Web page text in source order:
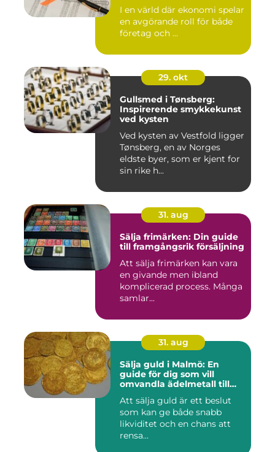
I en värld där ekonomi spelar
en avgörande roll för både
företag och ...
29. okt
Gullsmed i Tønsberg:
Inspirerende smykkekunst
ved kysten
Ved kysten av Vestfold ligger
Tønsberg, en av Norges
eldste byer, som er kjent for
sin rike h...
31. aug
Sälja frimärken: Din guide
till framgångsrik försäljning
Att sälja frimärken kan vara
en givande men ibland
komplicerad process. Många
samlar...
31. aug
Sälja guld i Malmö: En
guide för dig som vill
omvandla ädelmetall till
Att sälja guld är ett beslut
som kan ge både snabb
likviditet och en chans att
rensa...